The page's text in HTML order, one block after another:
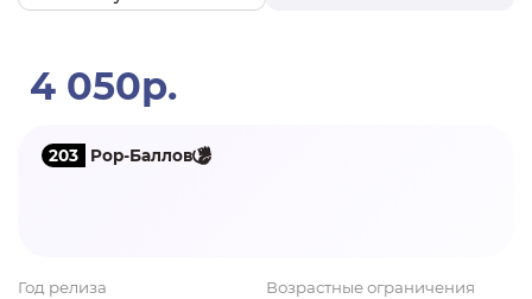
4 050р.
203 Pop-Баллов
Год релиза Возрастные ограничения